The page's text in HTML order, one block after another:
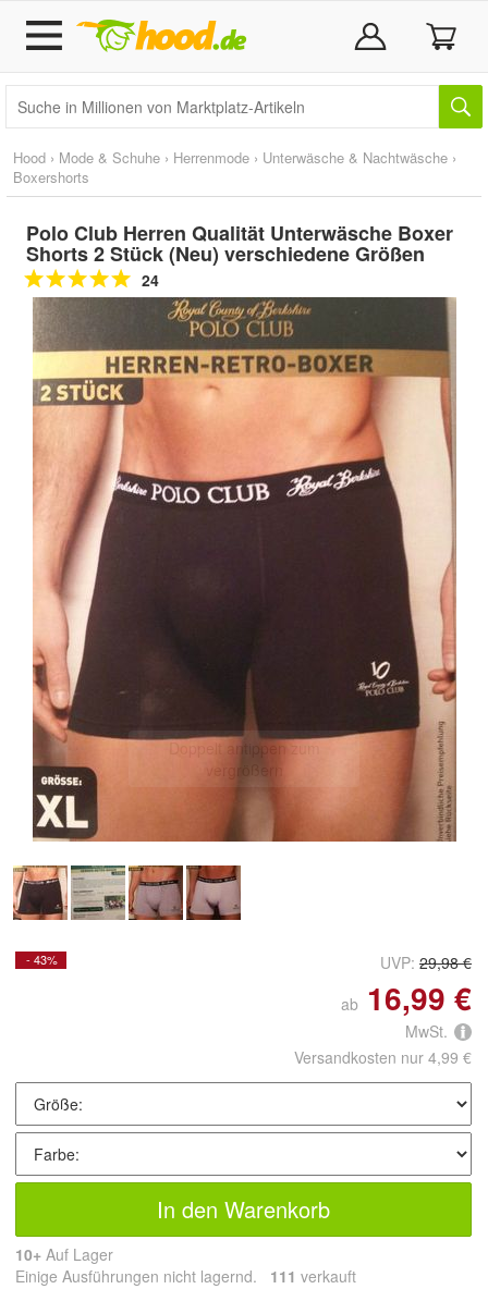
Hood › Mode & Schuhe › Herrenmode › Unterwäsche & Nachtwäsche ›
Boxershorts
Polo Club Herren Qualität Unterwäsche Boxer
Shorts 2 Stück (Neu) verschiedene Größen
24
Doppelt antippen zum
vergrößern
- 43% UVP: 29,98 €
ab 16,99 €
MwSt.
Versandkosten nur 4,99 €
In den Warenkorb
10+ Auf Lager
Einige Ausführungen nicht lagernd. 111 verkauft